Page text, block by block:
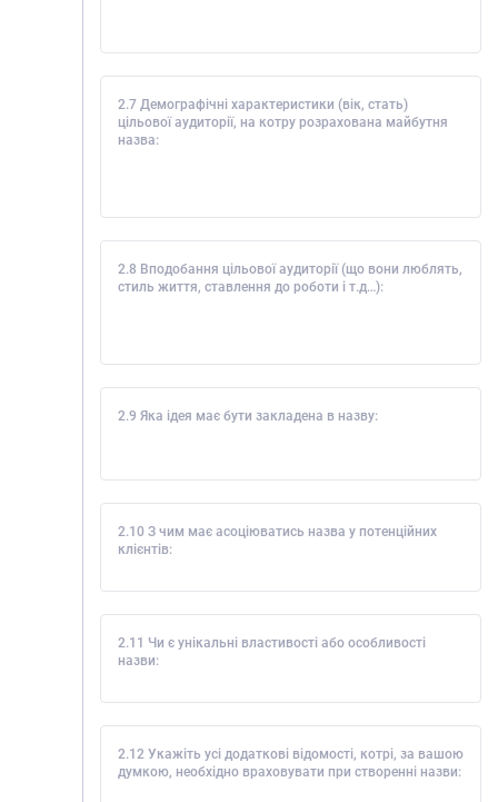
2.7 Демографічні характеристики (вік, стать)
цільової аудиторії, на котру розрахована майбутня
назва:
2.8 Вподобання цільової аудиторії (що вони люблять,
стиль життя, ставлення до роботи і т.д…):
2.9 Яка ідея має бути закладена в назву:
2.10 З чим має асоціюватись назва у потенційних
клієнтів:
2.11 Чи є унікальні властивості або особливості
назви:
2.12 Укажіть усі додаткові відомості, котрі, за вашою
думкою, необхідно враховувати при створенні назви: